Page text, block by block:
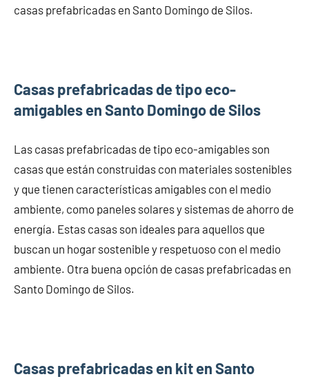
casas prefabricadas en Santo Domingo de Silos.
Casas prefabricadas de tipo eco-
amigables en Santo Domingo de Silos
Las casas prefabricadas de tipo eco-amigables son
casas que están construidas con materiales sostenibles
y que tienen características amigables con el medio
ambiente, como paneles solares y sistemas de ahorro de
energía. Estas casas son ideales para aquellos que
buscan un hogar sostenible y respetuoso con el medio
ambiente. Otra buena opción de casas prefabricadas en
Santo Domingo de Silos.
Casas prefabricadas en kit en Santo